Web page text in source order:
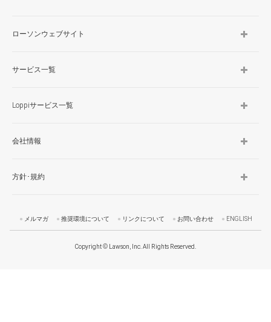
ローソンウェブサイト
サービス一覧
Loppiサービス一覧
会社情報
方針･規約
メルマガ 推奨環境について リンクについて お問い合わせ ENGLISH
Copyright © Lawson, Inc. All Rights Reserved.